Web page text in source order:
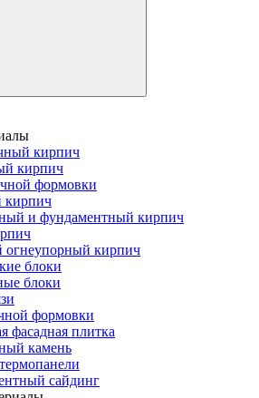
кирпич
кирпич
формовки
кирпич
и фундаментный кирпич
кирпич
блоки
блоки
формовки
фасадная плитка
камень
сайдинг